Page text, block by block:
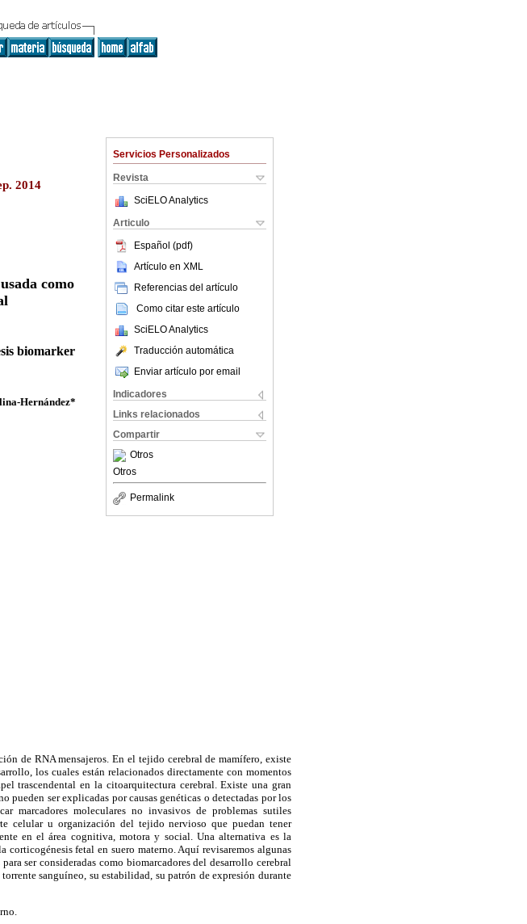
Servicios Personalizados
Revista
SciELO Analytics
Articulo
Español (pdf)
Artículo en XML
Referencias del artículo
Como citar este artículo
SciELO Analytics
Traducción automática
Enviar artículo por email
Indicadores
Links relacionados
Compartir
Otros
Otros
Permalink
2014
como
biomarker
Hernández*
de RNA mensajeros. En el tejido cerebral de mamífero, existe
los cuales están relacionados directamente con momentos
trascendental en la citoarquitectura cerebral. Existe una gran
pueden ser explicadas por causas genéticas o detectadas por los
marcadores moleculares no invasivos de problemas sutiles
celular u organización del tejido nervioso que puedan tener
en el área cognitiva, motora y social. Una alternativa es la
fetal en suero materno. Aquí revisaremos algunas
ser consideradas como biomarcadores del desarrollo cerebral
sanguíneo, su estabilidad, su patrón de expresión durante